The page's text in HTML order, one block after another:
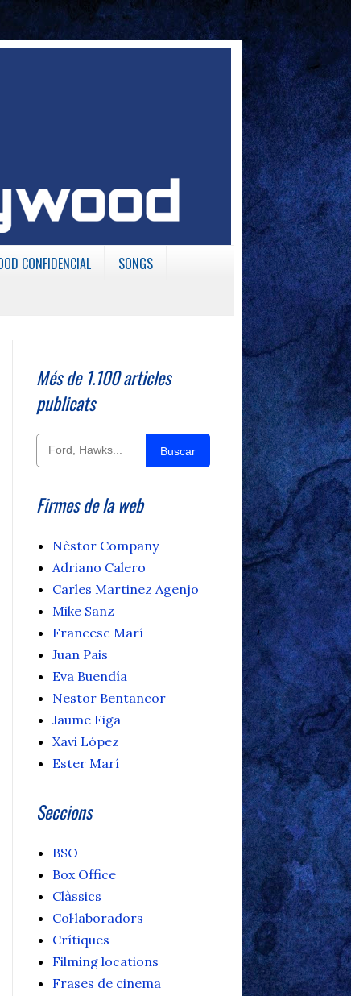
CONFIDENCIAL
SONGS
Més de 1.100 articles
publicats
Buscar
Firmes de la web
Nèstor Company
Adriano Calero
Carles Martinez Agenjo
Mike Sanz
Francesc Marí
Juan Pais
Eva Buendía
Nestor Bentancor
Jaume Figa
Xavi López
Ester Marí
Seccions
BSO
Box Office
Clàssics
Col·laboradors
Crítiques
Filming locations
Frases de cinema